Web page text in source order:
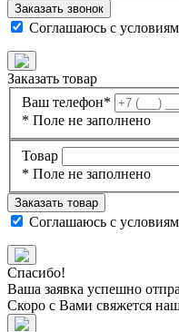
Заказать звонок
Соглашаюсь с
Заказать товар
Ваш телефон*
* Поле не заполнено
Товар
* Поле не заполнено
Заказать товар
Соглашаюсь с
Спасибо!
Ваша заявка успешно
Скоро с Вами свяжется